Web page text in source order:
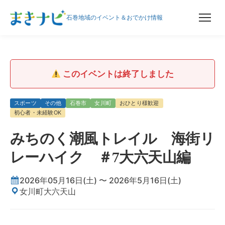
石巻地域のイベント＆おでかけ情報
このイベントは終了しました
スポーツ その他 石巻市 女川町
おひとり様歓迎
初心者・未経験OK
みちのく潮風トレイル 海街リ
レーハイク ＃7大六天山編
2026年05月16日(土) 〜 2026年5月16日(土)
女川町大六天山